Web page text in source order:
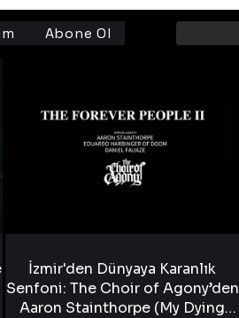
Abone Ol
İzmir'den Dünyaya Karanlık
Senfoni: The Choir of Agony’den
Aaron Stainthorpe (My Dying